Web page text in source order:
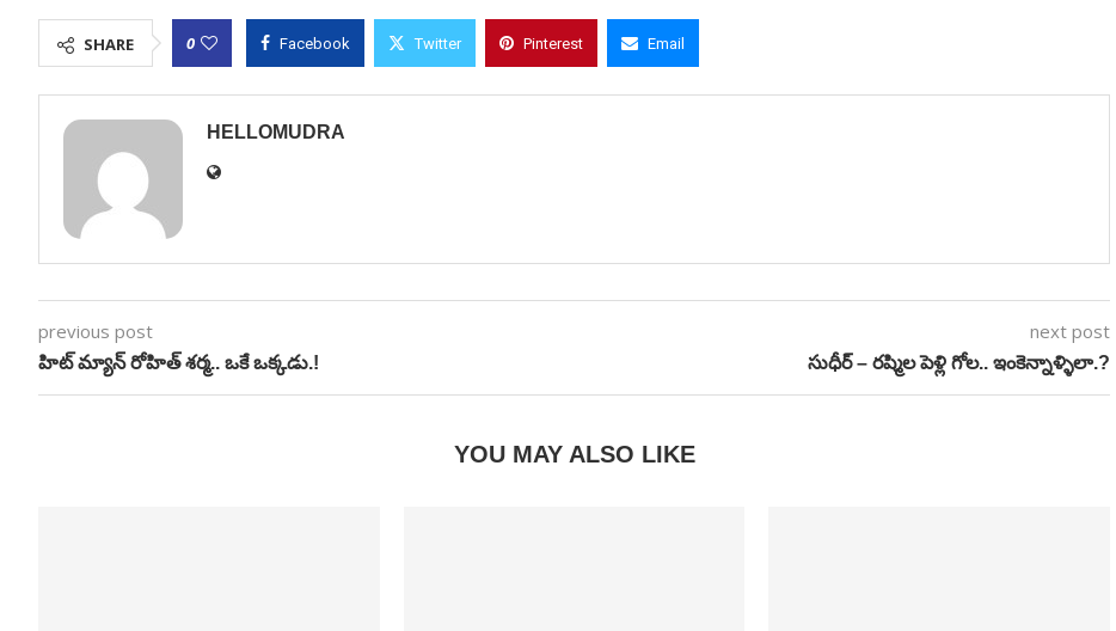
SHARE 0 Facebook Twitter Pinterest Email
HELLOMUDRA
previous post
హిట్ మ్యాన్ రోహిత్ శర్మ.. ఒకే ఒక్కడు.!
next post
సుధీర్ – రష్మిల పెళ్లి గోల.. ఇంకెన్నాళ్ళిలా.?
YOU MAY ALSO LIKE